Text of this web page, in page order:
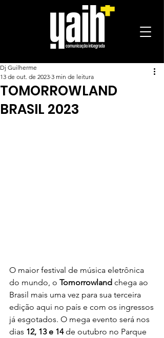
TOMORROWLAND
BRASIL 2023
Dj Guilherme
13 de out. de 2023 3 min de leitura
O maior festival de música eletrônica
do mundo, o Tomorrowland chega ao
Brasil mais uma vez para sua terceira
edição aqui no país e com os ingressos
já esgotados. O mega evento será nos
dias 12, 13 e 14 de outubro no Parque